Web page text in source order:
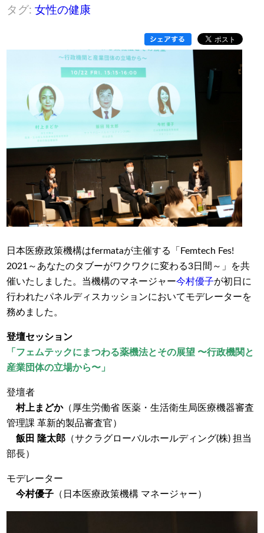
タグ:女性の健康
日本医療政策機構はfermataが主催する「Femtech Fes!
2021～あなたのタブーがワクワクに変わる3日間～」を共
催いたしました。当機構のマネージャー今村優子が初日に
行われたパネルディスカッションにおいてモデレーターを
務めました。
登壇セッション
「フェムテックにまつわる薬機法とその展望 〜行政機関と
産業団体の立場から〜」
登壇者
村上まどか（厚生労働省 医薬・生活衛生局医療機器審査
管理課 革新的製品審査官）
飯田 隆太郎 （サクラグローバルホールディング(株) 担当
部長）
モデレーター
今村優子 （日本医療政策機構 マネージャー）